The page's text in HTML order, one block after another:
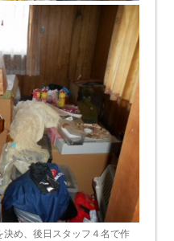
決め、後日スタッフ４名で作